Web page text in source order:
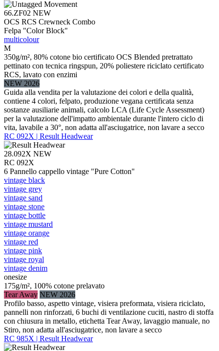
66.ZF02 NEW
OCS RCS Crewneck Combo
Felpa "Color Block"
multicolour
M
350g/m², 80% cotone bio certificato OCS Blended pretrattato
pettinato con tecnica ringspun, 20% poliestere riciclato certificato
RCS, lavato con enzimi
NEW 2026
Guida alla vendita per la valutazione dei colori e della qualità,
contiene 4 colori, felpato, produzione vegana certificata senza
sostanze ausiliarie animali, calcolo LCA (Life Cycle Assessment)
per la valutazione dell'impatto ambientale durante l'intero ciclo di
vita, lavabile a 30°, non adatta all'asciugatrice, non lavare a secco
RC 092X | Result Headwear
28.092X NEW
RC 092X
6 Pannello cappello vintage "Pure Cotton"
vintage black
vintage grey
vintage sand
vintage stone
vintage bottle
vintage mustard
vintage orange
vintage red
vintage pink
vintage royal
vintage denim
onesize
175g/m², 100% cotone prelavato
Tear Away NEW 2026
Profilo basso, aspetto vintage, visiera preformata, visiera riciclato,
pannelli non rinforzati, 6 buchi di ventilazione cuciti, nastro di stoffa
con chiusura in metallo, etichetta Tear Away, lavaggio manuale, no
Stiro, non adatta all'asciugatrice, non lavare a secco
RC 985X | Result Headwear